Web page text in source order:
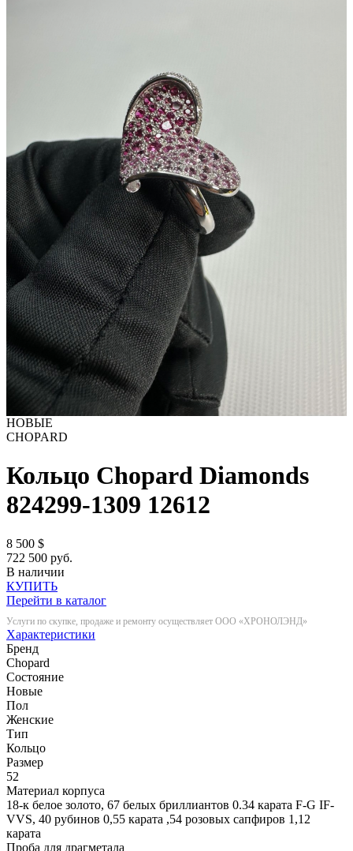
НОВЫЕ
CHOPARD
Кольцо Chopard Diamonds
824299-1309 12612
8 500 $
722 500 руб.
В наличии
КУПИТЬ
Перейти в каталог
Услуги по скупке, продаже и ремонту осуществляет ООО «ХРОНОЛЭНД»
Характеристики
Бренд
Chopard
Состояние
Новые
Пол
Женские
Тип
Кольцо
Размер
52
Материал корпуса
18-к белое золото, 67 белых бриллиантов 0.34 карата F-G IF-
VVS, 40 рубинов 0,55 карата ,54 розовых сапфиров 1,12
карата
Проба для драгметала